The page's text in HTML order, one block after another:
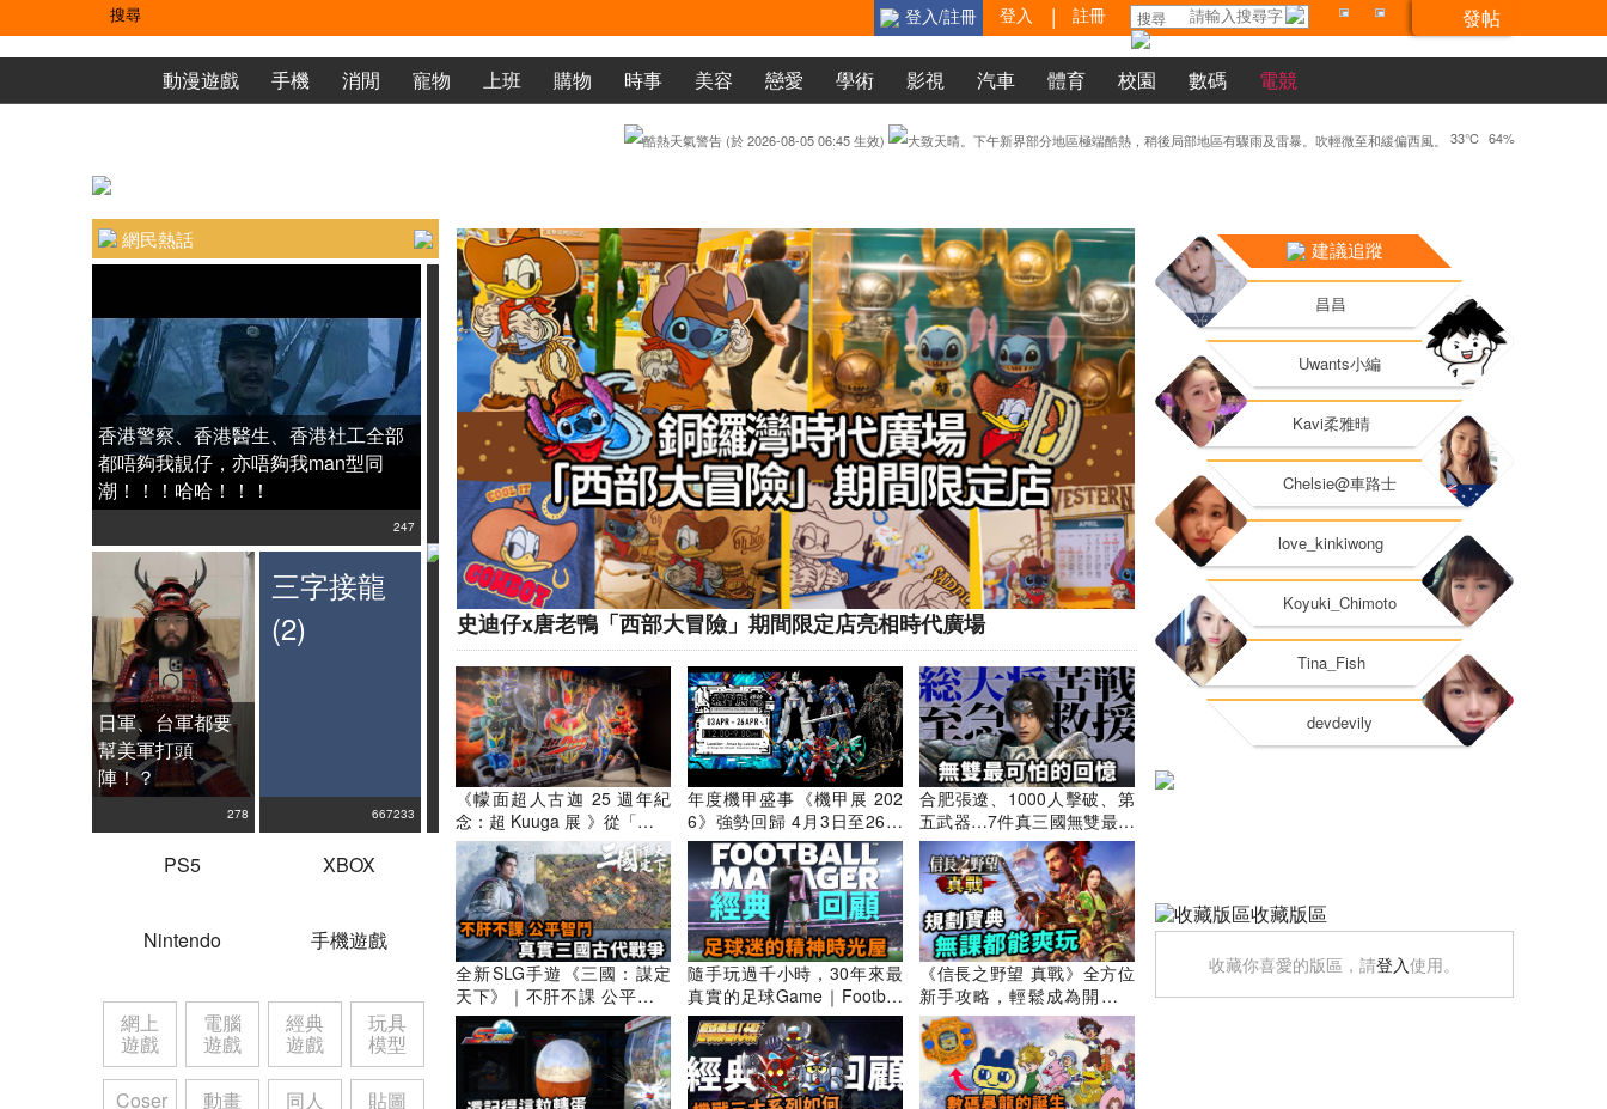
登入/註冊 登入 | 註冊 發帖
搜尋
動漫遊戲 手機 消閒 寵物 上班 購物 時事 美容 戀愛 學術 影視 汽車 體育 校園 數碼 電競
33°C 64%
網民熱話
香港警察、香港醫生、香港社工全部
都唔夠我靚仔，亦唔夠我man型同
潮！！！哈哈！！！
247
日軍、台軍都要
幫美軍打頭
陣！？
278
三字接龍
(2)
667233
Uwants四字成語接龍(二)
2388715
5字接龍（二）
254849
訂購咗cosplay嘅日本武士鎧
甲終於到咗手啦！我著咗上去
型仔到爆呀！日本本陣有本將
軍坐陣，支那共軍休想通過！
The samurai has come！
The samurai has come！吾乃
一員猛將是也！吾欲與君一
戰！陛下，末將在此！本將軍
斬敵無數！
349
先進資本主義國家日本人VS
落後共產主義國家中國人.日
本仔個個都生得好潮好man好
型！日本仔個個都係型男潮
男！
517
啲日本仔確實係靚仔過啲港
男，亦都型過潮過啲港男！日
本出世係靚仔過香港出世嘅
人！本人我日本出世香港大！
問港女一句嫁俾日本仔定嫁俾
港男！？
310
🥚蛋蛋🥚開心周圍食。醉雞。
蝦子撈麵。20250711🥚🥚🥚
🥚
5711
隨想接龍
850565
[接龍]英文接龍 (二)
PS5 XBOX
Nintendo 手機遊戲
網上
遊戲
電腦
遊戲
經典
遊戲
玩具
模型
Coser 動畫 同人 貼圖
史迪仔x唐老鴨「西部大冒險」期間限定店亮相時代廣場
《幪面超人古迦 25 週年紀
念：超 Kuuga 展 》從「零」
開始重返古迦的誕生、戰鬥
與覺醒
年度機甲盛事《機甲展 202
6》強勢回歸 4月3日至26日
登陸銅鑼灣 @香港《機甲展
2026》mechafestival2026
合肥張遼、1000人擊破、第
五武器…7件真三國無雙最難
忘花邊趣事｜Dynasty Warrio
rs 三國無双系列秘密及趣聞
｜舊Game新知｜Uwants遊
戲講
全新SLG手遊《三國：謀定
天下》｜不肝不課 公平智鬥
真實三國古代戰爭｜輕鬆入
門 深度對戰
隨手玩過千小時，30年來最
真實的足球Game｜Football
Manager 系列經典回顧｜足
球經理類遊戲的起源與發展
｜FM26 遊戲系統介紹｜Uw
ants遊戲講
《信長之野望 真戰》全方位
新手攻略，輕鬆成為開服大
佬｜無課開荒測試 最佳規劃
路線｜遊戲攻略及心得｜手
機戰略遊戲｜Uwants遊戲講
收藏版區
收藏你喜愛的版區，請登入使用。